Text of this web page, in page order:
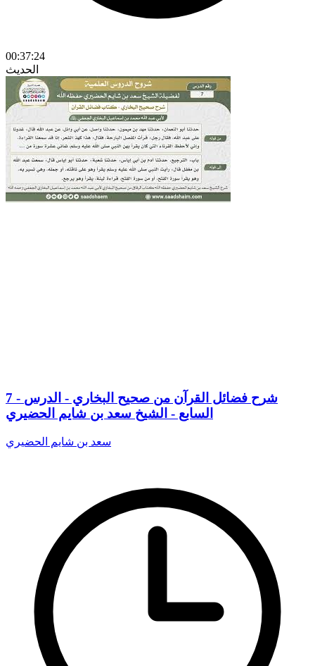
00:37:24
الحديث
7 - شرح فضائل القرآن من صحيح البخاري - الدرس
السابع - الشيخ سعد بن شايم الحضيري
سعد بن شايم الحضيري